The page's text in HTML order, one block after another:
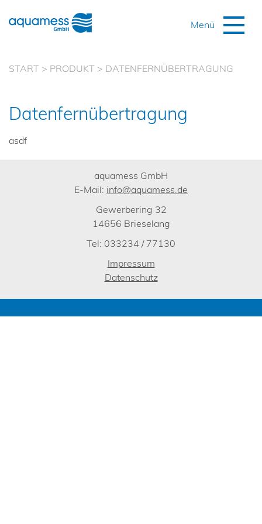
START > PRODUKT > DATENFERNÜBERTRAGUNG
Datenfernübertragung
asdf
aquamess GmbH
E-Mail: info@aquamess.de
Gewerbering 32
14656 Brieselang
Tel: 033234 / 77130
Impressum
Datenschutz